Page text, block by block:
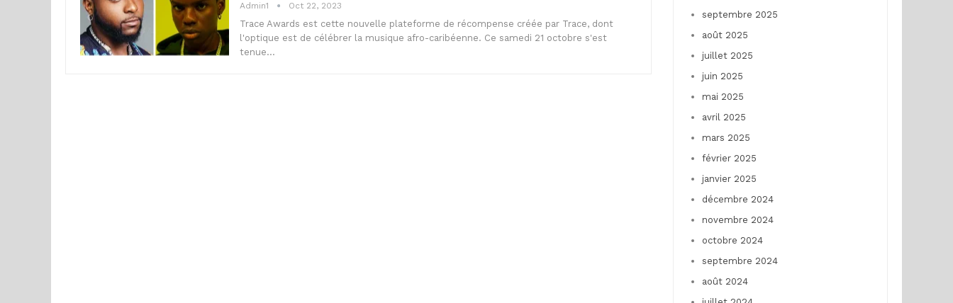
Admin1 Oct 22, 2023
Trace Awards est cette nouvelle plateforme de récompense créée par Trace, dont
l'optique est de célébrer la musique afro-caribéenne. Ce samedi 21 octobre s'est
tenue…
septembre 2025
août 2025
juillet 2025
juin 2025
mai 2025
avril 2025
mars 2025
février 2025
janvier 2025
décembre 2024
novembre 2024
octobre 2024
septembre 2024
août 2024